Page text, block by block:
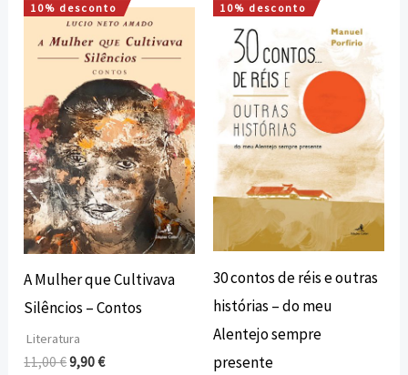
10% desconto
A Mulher que Cultivava
Silêncios – Contos
Literatura
11,00€
O
preço
original
era:
11,00 €.
9,90€
O
preço
atual
é:
9,90 €.
10% desconto
30 contos de réis e outras
histórias – do meu
Alentejo sempre
presente
O
preço
original
era:
12,00 €.
O
preço
atual
é:
10,80 €.